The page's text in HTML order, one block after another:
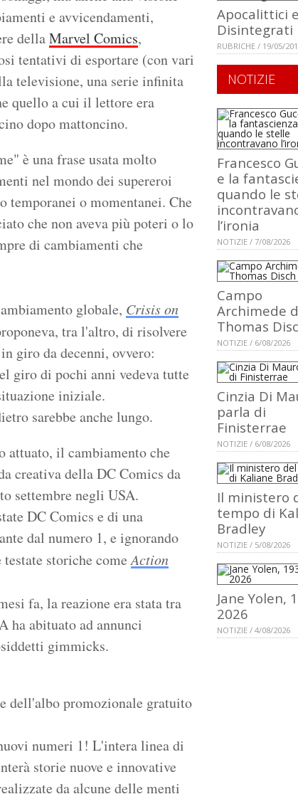
e avvicendamenti,
dellaMarvel Comics,
tentativi di esportare (con vari
televisione, una serie infinita
quello a cui il lettore era
dopo mattoncino.
è una frase usata molto
nel mondo dei supereroi
temporanei o momentanei. Che
che non aveva più poteri o lo
di cambiamenti che
globale, Crisis on
tra l'altro, di risolvere
giro da decenni, ovvero:
giro di pochi anni vedeva tutte
iniziale.
sarebbe anche lungo.
attuato, il cambiamento che
creativa della DC Comics da
settembre negli USA.
DC Comics e di una
dal numero 1, e ignorando
testate storiche comeAction
fa, la reazione era stata tra
ha abituato ad annunci
gimmicks.
dell'albo promozionale gratuito
numeri 1! L'intera linea di
storie nuove e innovative
da alcune delle menti
Apocalittici e
Disintegrati
RUBRICHE / 19/05/
NOTIZIE
Francesco
e la
quando le
l’ironia
NOTIZIE / 7/08/2026
Campo
Archimede
Thomas
NOTIZIE / 6/08/2026
Cinzia Di
parla di
Finisterrae
NOTIZIE / 6/08/2026
Il ministero
tempo di
Bradley
NOTIZIE / 5/08/2026
Jane Yolen,
2026
NOTIZIE / 4/08/2026